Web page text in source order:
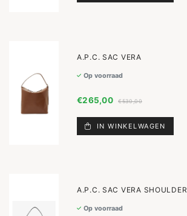
A.P.C. SAC VERA
Op voorraad
€265,00 €530,00
IN WINKELWAGEN
A.P.C. SAC VERA SHOULDER
Op voorraad